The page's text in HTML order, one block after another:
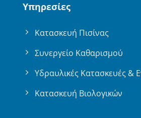
Υπηρεσίες
Κατασκευή Πισίνας
Συνεργείο Καθαρισμού
Υδραυλικές Κατασκευές &
Κατασκευή Βιολογικών